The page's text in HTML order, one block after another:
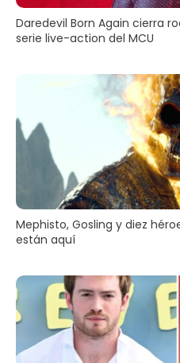
Daredevil Born Again cierra
serie live-action del MCU
Mephisto, Gosling y diez
están aquí